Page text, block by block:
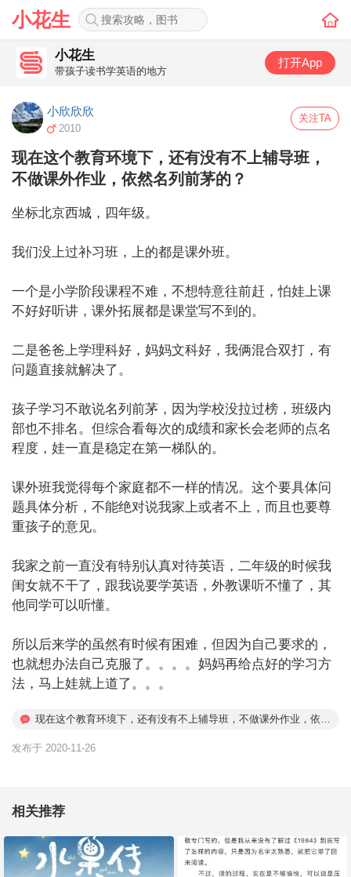
小花生
小花生
带孩子读书学英语的地方
打开App
小欣欣欣
2010
关注TA
现在这个教育环境下，还有没有不上辅导班，
不做课外作业，依然名列前茅的？
坐标北京西城，四年级。
我们没上过补习班，上的都是课外班。
一个是小学阶段课程不难，不想特意往前赶，怕娃上课
不好好听讲，课外拓展都是课堂写不到的。
二是爸爸上学理科好，妈妈文科好，我俩混合双打，有
问题直接就解决了。
孩子学习不敢说名列前茅，因为学校没拉过榜，班级内
部也不排名。但综合看每次的成绩和家长会老师的点名
程度，娃一直是稳定在第一梯队的。
课外班我觉得每个家庭都不一样的情况。这个要具体问
题具体分析，不能绝对说我家上或者不上，而且也要尊
重孩子的意见。
我家之前一直没有特别认真对待英语，二年级的时候我
闺女就不干了，跟我说要学英语，外教课听不懂了，其
他同学可以听懂。
所以后来学的虽然有时候有困难，但因为自己要求的，
也就想办法自己克服了。。。。妈妈再给点好的学习方
法，马上娃就上道了。。。
现在这个教育环境下，还有没有不上辅导班，不做课外作业，依然
发布于 2020-11-26
相关推荐